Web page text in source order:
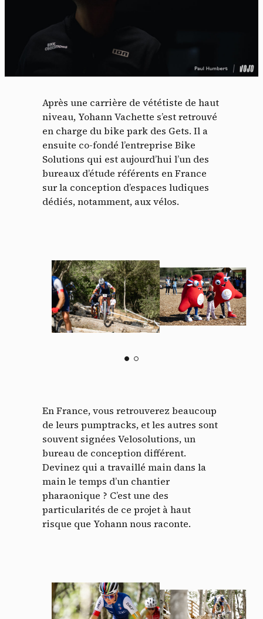
Après une carrière de vététiste de haut
niveau, Yohann Vachette s’est retrouvé
en charge du bike park des Gets. Il a
ensuite co-fondé l’entreprise Bike
Solutions qui est aujourd’hui l’un des
bureaux d’étude référents en France
sur la conception d’espaces ludiques
dédiés, notamment, aux vélos.
En France, vous retrouverez beaucoup
de leurs pumptracks, et les autres sont
souvent signées Velosolutions, un
bureau de conception différent.
Devinez qui a travaillé main dans la
main le temps d’un chantier
pharaonique ? C’est une des
particularités de ce projet à haut
risque que Yohann nous raconte.
Panneau de gestion des
cookies
En autorisant ces services tiers, vous acceptez le dépôt et la
lecture de cookies et l'utilisation de technologies de suivi
nécessaires à leur bon fonctionnement.
Politique de confidentialité
Vidéos